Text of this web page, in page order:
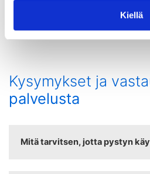
Kiellä
Kysymykset ja
palvelusta
Mitä tarvitsen, jotta pystyn